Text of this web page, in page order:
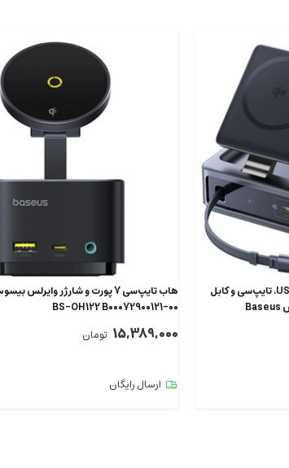
شارژر وایرلس 15 وات و هاب شارژر USB، تایپ‌سی و کابل
تایپ‌سی جمع شونده 140 وات بیسوس Baseus
BS-OH122 B00072900121-00
15,389,000 تومان
ارسال رایگان